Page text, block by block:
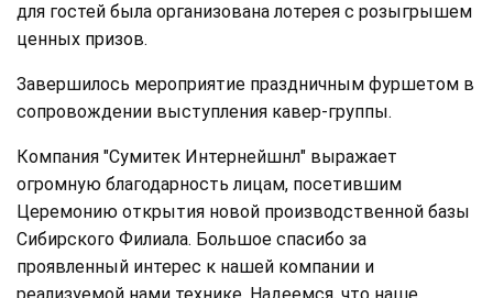
для гостей была организована лотерея с розыгрышем
ценных призов.
Завершилось мероприятие праздничным фуршетом в
сопровождении выступления кавер-группы.
Компания "Сумитек Интернейшнл" выражает
огромную благодарность лицам, посетившим
Церемонию открытия новой производственной базы
Сибирского Филиала. Большое спасибо за
проявленный интерес к нашей компании и